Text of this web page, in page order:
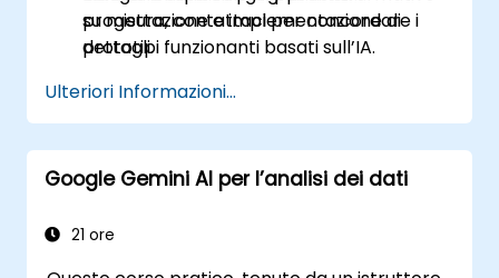
progettazione e implementazione di
prototipi funzionanti basati sull’IA.
su misura, contattaci per concordare i
dettagli.
Ulteriori Informazioni...
Google Gemini AI per l’analisi dei dati
21 ore